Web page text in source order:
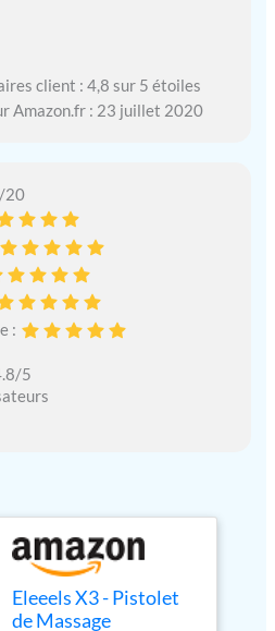
client : 4,8 sur 5 étoiles
Amazon.fr : 23 juillet 2020
20
:
5
Eleeels X3 - Pistolet
de Massage